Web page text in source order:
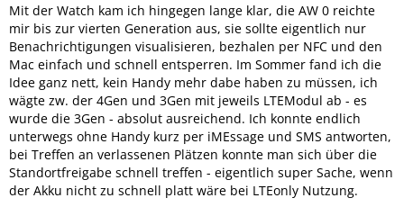
Mit der Watch kam ich hingegen lange klar, die AW 0 reichte
mir bis zur vierten Generation aus, sie sollte eigentlich nur
Benachrichtigungen visualisieren, bezhalen per NFC und den
Mac einfach und schnell entsperren. Im Sommer fand ich die
Idee ganz nett, kein Handy mehr dabe haben zu müssen, ich
wägte zw. der 4Gen und 3Gen mit jeweils LTEModul ab - es
wurde die 3Gen - absolut ausreichend. Ich konnte endlich
unterwegs ohne Handy kurz per iMEssage und SMS antworten,
bei Treffen an verlassenen Plätzen konnte man sich über die
Standortfreigabe schnell treffen - eigentlich super Sache, wenn
der Akku nicht zu schnell platt wäre bei LTEonly Nutzung.